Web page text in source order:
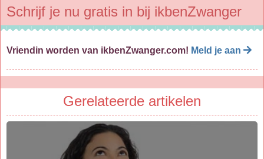
Schrijf je nu gratis in bij ikbenZwanger
Vriendin worden van ikbenZwanger.com! Meld je aan
Gerelateerde artikelen